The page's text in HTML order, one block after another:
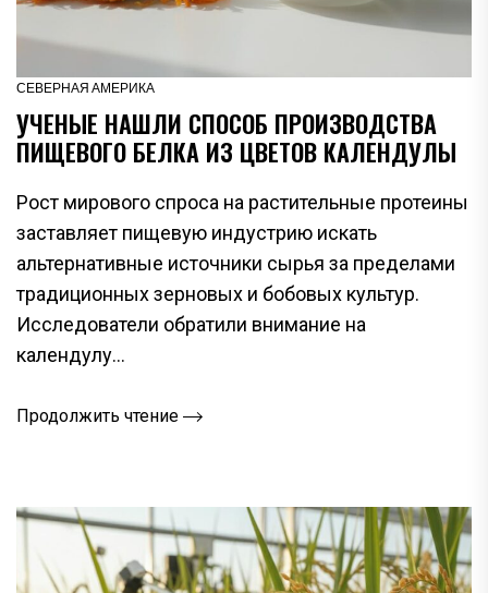
СЕВЕРНАЯ АМЕРИКА
УЧЕНЫЕ НАШЛИ СПОСОБ ПРОИЗВОДСТВА
ПИЩЕВОГО БЕЛКА ИЗ ЦВЕТОВ КАЛЕНДУЛЫ
Рост мирового спроса на растительные протеины
заставляет пищевую индустрию искать
альтернативные источники сырья за пределами
традиционных зерновых и бобовых культур.
Исследователи обратили внимание на
календулу...
Продолжить чтение